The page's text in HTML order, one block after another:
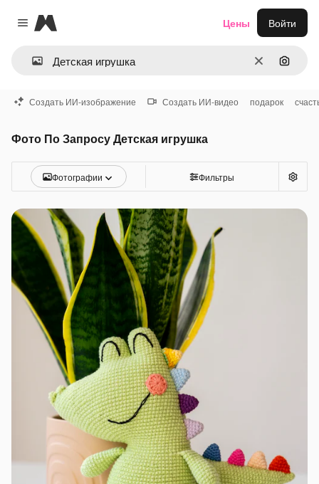
Close menu
Magnific
ОчиститьПоиск
Цены Войти
Создать ИИ-изображение Создать ИИ-видео подарок
Фото По Запросу Детская игрушка
Фотографии Фильтры